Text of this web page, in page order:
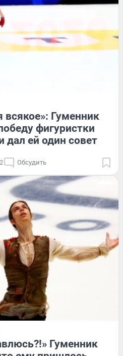
Гуменник
фигуристки
дал ей один совет
Обсудить
Гуменник